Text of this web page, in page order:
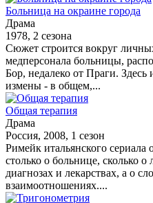
Больница на окраине города
Драма
1978, 2 сезона
Сюжет строится вокруг
медперсонала больницы,
Бор, недалеко от Праги.
измены - в общем,...
Общая терапия
Драма
Россия, 2008, 1 сезон
Римейк итальянского
столько о больнице, сколько
диагнозах и лекарствах, а о
взаимоотношениях....